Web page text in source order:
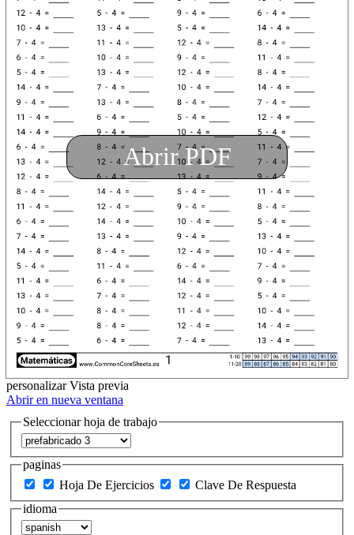
Abrir PDF
personalizar Vista previa
Abrir en nueva ventana
Seleccionar hoja de trabajo
paginas
Hoja De Ejercicios
Clave De Respuesta
idioma